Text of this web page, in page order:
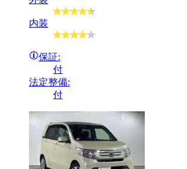
内装
保証:
付
法定整備:
付